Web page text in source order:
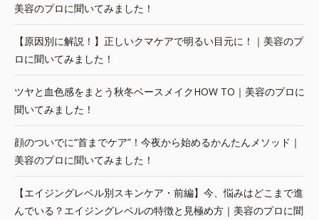
美容のプロに聞いてみました！
【原因別に解説！】正しいクマケアで明るい目元に！｜美容のプ
ロに聞いてみました！
ツヤと血色感をまとう秋冬ベースメイクHOW TO｜美容のプロに
聞いてみました！
顔のついでに“首までケア”！今夜から始めるかんたんメソッド｜
美容のプロに聞いてみました！
【エイジングレベル別スキンケア・前編】今、悩みはどこまで進
んでいる？エイジングレベルの特徴と見極め方｜美容のプロに聞